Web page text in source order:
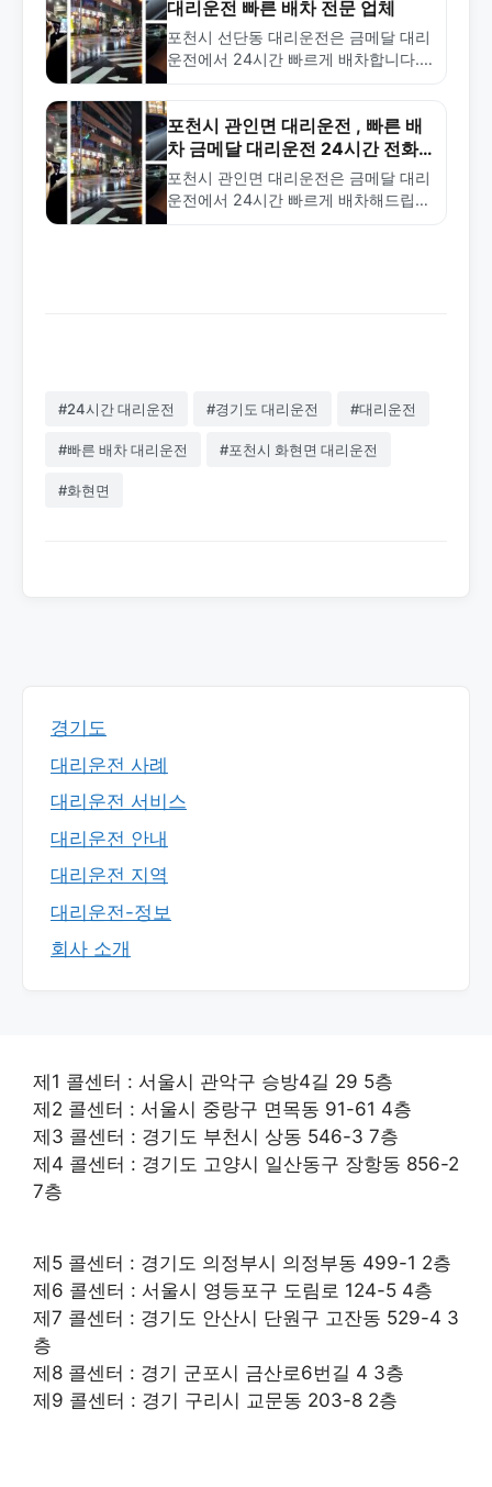
대리운전 빠른 배차 전문 업체
포천시 선단동 대리운전은 금메달 대리
운전에서 24시간 빠르게 배차합니다.
금 바로 호출하세요.
포천시 관인면 대리운전 , 빠른 배
차 금메달 대리운전 24시간 전화
1577-4774
포천시 관인면 대리운전은 금메달 대리
운전에서 24시간 빠르게 배차해드립니
#24시간 대리운전 #경기도 대리운전 #대리운전
#빠른 배차 대리운전 #포천시 화현면 대리운전
#화현면
경기도
대리운전 사례
대리운전 서비스
대리운전 안내
대리운전 지역
대리운전-정보
회사 소개
제1 콜센터 : 서울시 관악구 승방4길 29 5층
제2 콜센터 : 서울시 중랑구 면목동 91-61 4층
제3 콜센터 : 경기도 부천시 상동 546-3 7층
제4 콜센터 : 경기도 고양시 일산동구 장항동 856-2
7층
제5 콜센터 : 경기도 의정부시 의정부동 499-1 2층
제6 콜센터 : 서울시 영등포구 도림로 124-5 4층
제7 콜센터 : 경기도 안산시 단원구 고잔동 529-4 3
층
제8 콜센터 : 경기 군포시 금산로6번길 4 3층
제9 콜센터 : 경기 구리시 교문동 203-8 2층